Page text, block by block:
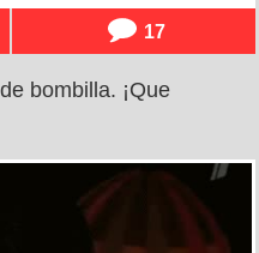
17
bombilla. ¡Que